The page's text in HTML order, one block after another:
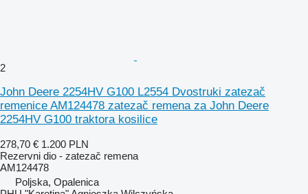
2
John Deere 2254HV G100 L2554 Dvostruki zatezač
remenice AM124478 zatezač remena za John Deere
2254HV G100 traktora kosilice
278,70 € 1.200 PLN
Rezervni dio - zatezač remena
AM124478
Poljska, Opalenica